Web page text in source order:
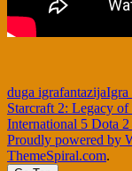
duga igrafantazijaIgra
Post
navigation
Starcraft 2: Legacy of
International 5 Dota
Proudly powered by
ThemeSpiral.com.